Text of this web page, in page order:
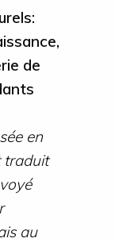
de
en
traduit
au